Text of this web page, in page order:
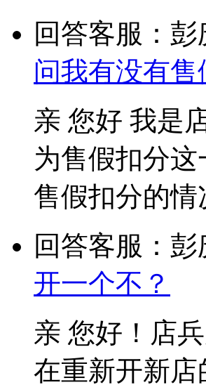
回答客服：彭
问我有没有
亲 您好 我是
为售假扣分
售假扣分的
回答客服：彭
开一个不？
亲 您好！店
在重新开新